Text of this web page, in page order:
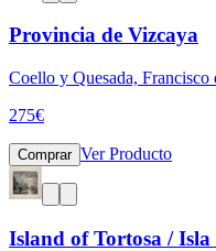
Provincia de Vizcaya
Coello y Quesada, Francisco
275€
Comprar Ver Producto
Island of Tortosa /